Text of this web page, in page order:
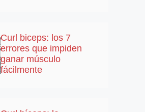
Curl biceps: los 7
errores que impiden
ganar músculo
fácilmente